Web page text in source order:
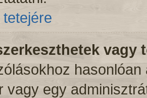
vagy
vagy egy